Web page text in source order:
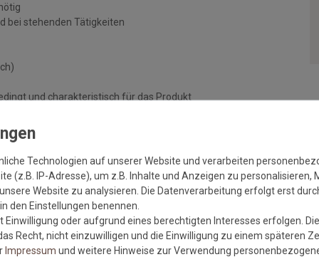
bei stehenden Tätigkeiten
und charakteristisch für das Produkt
laufende Meter. Längere Längen gern auf Anfrage.
Banken, Hotels, öffentlichen Gebäuden ...
hinter Theken, in Großküchen, Naßräumen,
benötigt wird.
Technologien auf unserer Website und verarbeiten
(z.B. IP-Adresse), um z.B. Inhalte und Anzeigen zu personalisieren,
Website zu analysieren. Die Datenverarbeitung erfolgt erst
den Einstellungen benennen.
Einwilligung oder aufgrund eines berechtigten Interesses erfolgen.
Recht, nicht einzuwilligen und die Einwilligung zu einem späteren
Impressum und weitere Hinweise zur Verwendung